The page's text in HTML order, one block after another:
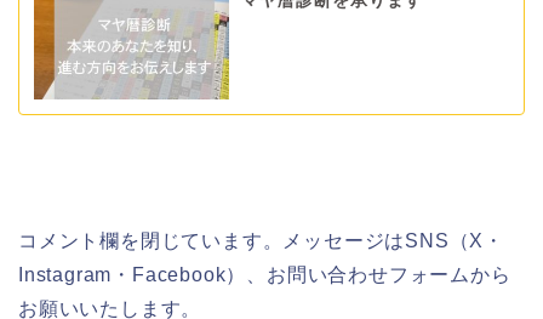
コメント欄を閉じています。メッセージはSNS（X・
Instagram・Facebook）、お問い合わせフォームから
お願いいたします。